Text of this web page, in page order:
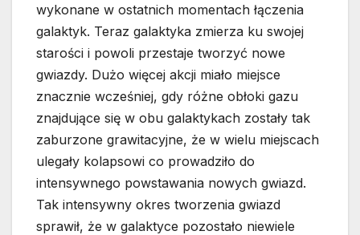
wykonane w ostatnich momentach łączenia
galaktyk. Teraz galaktyka zmierza ku swojej
starości i powoli przestaje tworzyć nowe
gwiazdy. Dużo więcej akcji miało miejsce
znacznie wcześniej, gdy różne obłoki gazu
znajdujące się w obu galaktykach zostały tak
zaburzone grawitacyjne, że w wielu miejscach
ulegały kolapsowi co prowadziło do
intensywnego powstawania nowych gwiazd.
Tak intensywny okres tworzenia gwiazd
sprawił, że w galaktyce pozostało niewiele